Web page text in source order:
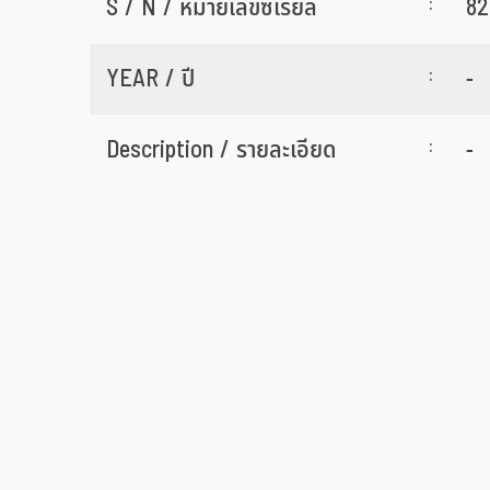
S / N / หมายเลขซีเรียล
YEAR / ปี
:
-
Description / รายละเอียด
: -